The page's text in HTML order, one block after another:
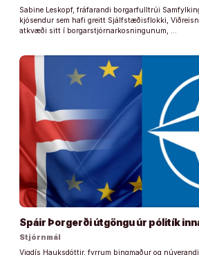
Sabine Leskopf, fráfarandi borgarfulltrúi
kjósendur sem hafi greitt Sjálfstæðisflokki,
atkvæði sitt í borgarstjórnarkosningunum, …
Spáir Þorgerði útgöngu úr pólitík
Stjórnmál
Vigdís Hauksdóttir, fyrrum þingmaður og